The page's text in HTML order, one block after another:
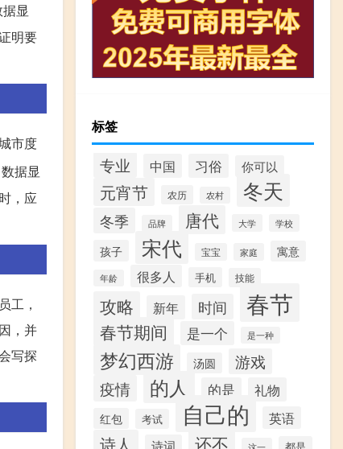
显
明要
市度
据显
，应
工，
，并
写探
标签
专业 中国 习俗 你可以
元宵节 农历 农村 冬天
冬季 品牌 唐代 大学 学校
孩子 宋代 宝宝 家庭 寓意
年龄 很多人 手机 技能
攻略 新年 时间 春节
春节期间 是一个 是一种
梦幻西游 汤圆 游戏
疫情 的人 的是 礼物
红包 考试 自己的 英语
诗人 诗词 还不 这一